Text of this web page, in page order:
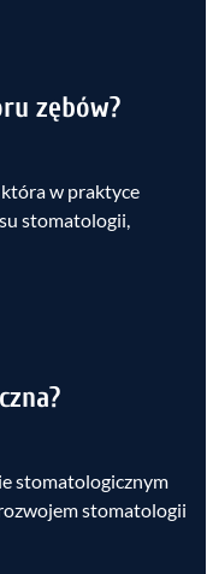
zębów?
w praktyce
stomatologii,
stomatologicznym
stomatologii